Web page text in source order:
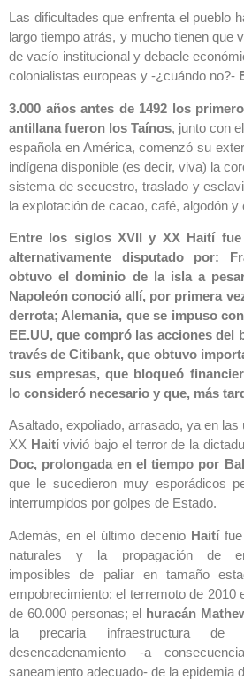
Las dificultades que enfrenta el pueblo
largo tiempo atrás, y mucho tienen que
de vacío institucional y debacle
colonialistas europeas y -¿cuándo no?-
3.000 años antes de 1492 los
antillana fueron los Taínos, junto con
española en América, comenzó su
indígena disponible (es decir, viva) la
sistema de secuestro, traslado y
la explotación de cacao, café, algodón y
Entre los siglos XVII y XX Haití
alternativamente disputado por:
obtuvo el dominio de la isla a
Napoleón conoció allí, por primera
derrota; Alemania, que se impuso
EE.UU, que compró las acciones del
través de Citibank, que obtuvo
sus empresas, que bloqueó
lo consideró necesario y que, más
Asaltado, expoliado, arrasado, ya en
XX Haitívivió bajo el terror de la
Doc, prolongada en el tiempo por
que le sucedieron muy esporádicos
interrumpidos por golpes de Estado.
Además, en el último decenio Haitífue
naturales y la propagación de
imposibles de paliar en tamaño
empobrecimiento: el terremoto de 2010
de 60.000 personas; el huracán
la precaria infraestructura de
desencadenamiento -a
saneamiento adecuado- de la epidemia